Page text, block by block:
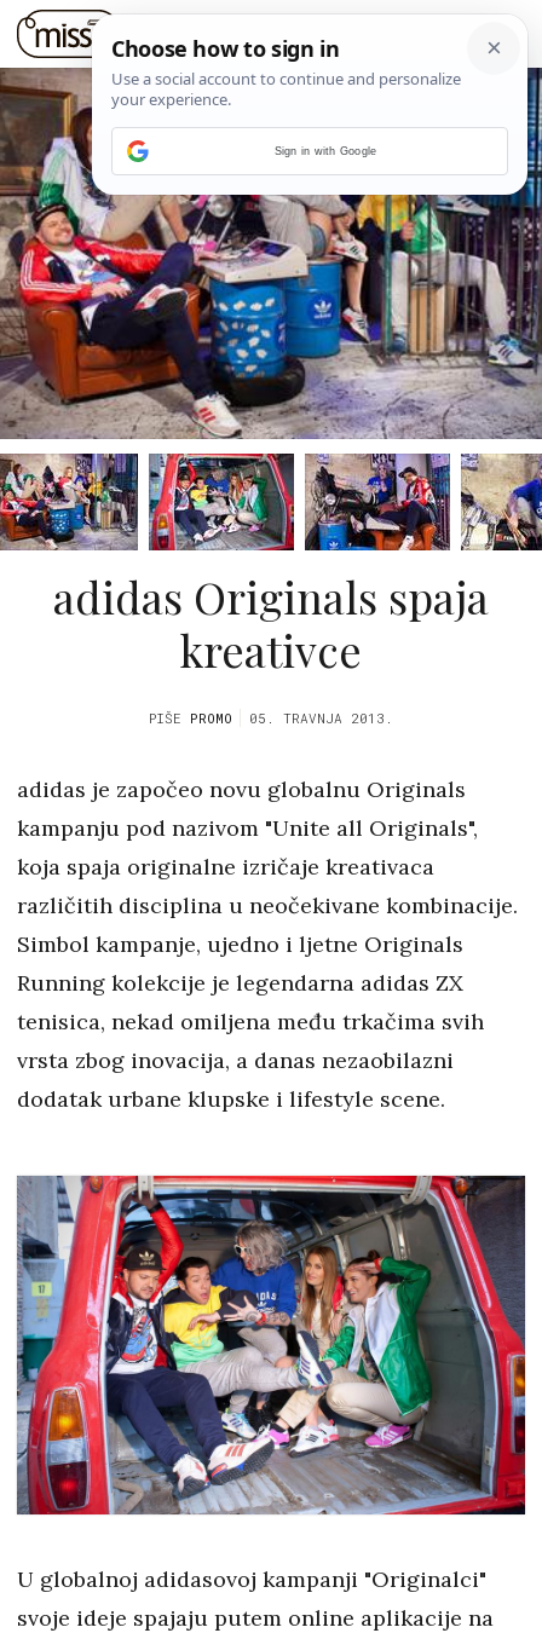
adidas Originals spaja
kreativce
PIŠE PROMO 05. TRAVNJA 2013.
adidas je započeo novu globalnu Originals
kampanju pod nazivom "Unite all Originals",
koja spaja originalne izričaje kreativaca
različitih disciplina u neočekivane kombinacije.
Simbol kampanje, ujedno i ljetne Originals
Running kolekcije je legendarna adidas ZX
tenisica, nekad omiljena među trkačima svih
vrsta zbog inovacija, a danas nezaobilazni
dodatak urbane klupske i lifestyle scene.
U globalnoj adidasovoj kampanji "Originalci"
svoje ideje spajaju putem online aplikacije na
Sign in with Google